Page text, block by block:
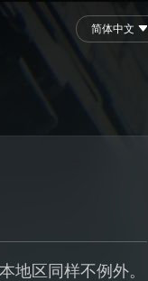
简体中文
地区同样不例外。